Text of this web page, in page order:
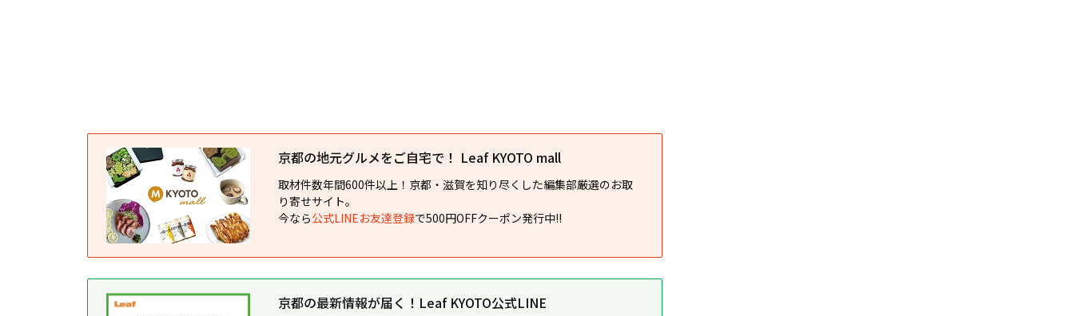
京都の地元グルメをご自宅で！ Leaf KYOTO mall
取材件数年間600件以上！京都・滋賀を知り尽くした編集部厳選のお取
り寄せサイト。
今なら公式LINEお友達登録で500円OFFクーポン発行中!!
京都の最新情報が届く！Leaf KYOTO公式LINE